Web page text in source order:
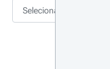
Selecionar